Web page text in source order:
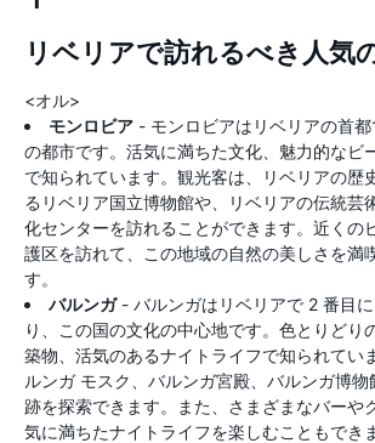
リベリアで訪れるべき人気
<オル>
モンロビア - モンロビアはリベリアの首
の都市です。活気に満ちた文化、魅力的なビ
で知られています。観光客は、リベリアの歴
るリベリア国立博物館や、リベリアの伝統芸
化センターを訪れることができます。近くの
護区を訪れて、この地域の自然の美しさを満
す。
バルンガ- バルンガはリベリアで 2 番目
り、この国の文化の中心地です。色とりどり
築物、活気のあるナイトライフで知られてい
ルンガ モスク、バルンガ宮殿、バルンガ博物
跡を探索できます。また、さまざまなバーや
気に満ちたナイトライフを楽しむこともでき